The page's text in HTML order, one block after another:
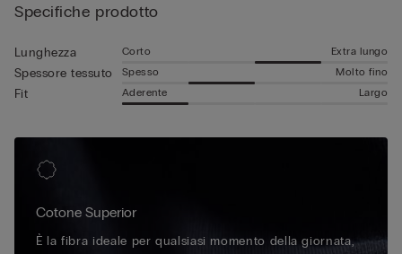
Specifiche prodotto
Lunghezza Corto Extra lungo
Spessore tessuto Spesso Molto fino
Fit Aderente Largo
Cotone Superior
È la fibra ideale per qualsiasi momento della giornata,